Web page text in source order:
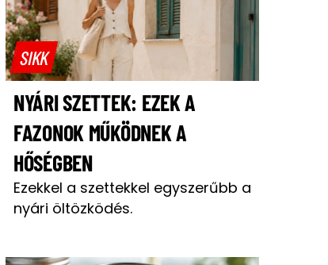
SIKK
NYÁRI SZETTEK: EZEK A
FAZONOK MŰKÖDNEK A
HŐSÉGBEN
Ezekkel a szettekkel egyszerűbb a
nyári öltözködés.